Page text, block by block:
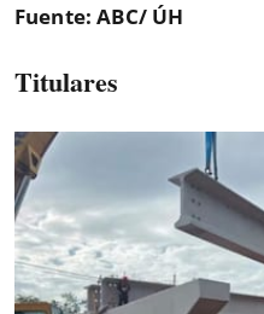
Fuente: ABC/ ÚH
Titulares